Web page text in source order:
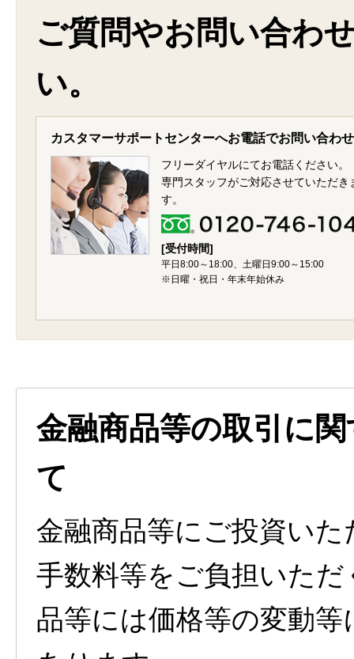
ご質問やお問い合わ
い。
カスタマーサポートセンターへお電話でお問い合わせ
フリーダイヤルにてお電話ください。
専門スタッフがご対応させていただき
す。
[受付時間]
平日8:00～18:00、土曜日9:00～15:00
※日曜・祝日・年末年始休み
金融商品等の取引に
て
金融商品等にご投資い
手数料等をご負担いた
品等には価格等の変動